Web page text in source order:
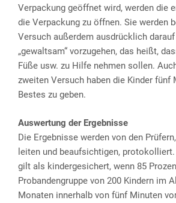
Verpackung geöffnet wird, werden die
die Verpackung zu öffnen. Sie werden
Versuch außerdem ausdrücklich
„gewaltsam“ vorzugehen, das heißt,
Füße usw. zu Hilfe nehmen sollen.
zweiten Versuch haben die Kinder fünf
Bestes zu geben.
Auswertung der Ergebnisse
Die Ergebnisse werden von den
leiten und beaufsichtigen,
gilt als kindergesichert, wenn 85
Probandengruppe von 200 Kindern im
Monaten innerhalb von fünf Minuten